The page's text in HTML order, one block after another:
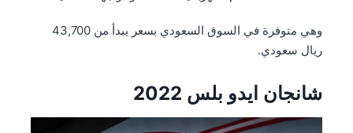
وهي متوفرة في السوق السعودي بسعر يبدأ من 43,700
ريال سعودي.
شانجان ايدو بلس 2022